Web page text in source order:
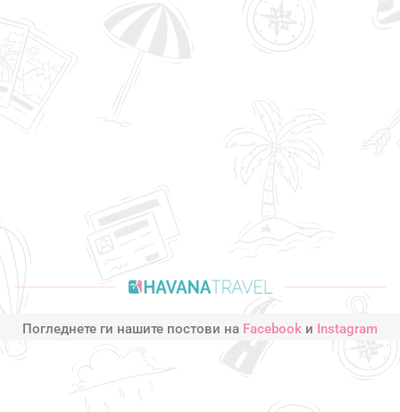
Погледнете ги нашите постови на Facebook и Instagram